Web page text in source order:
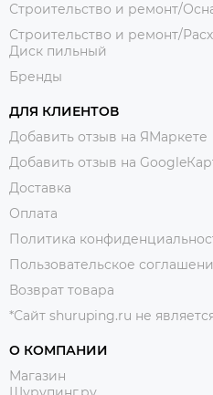
Строительство и ремонт/
Строительство и ремонт/
Диск пильный
Бренды
ДЛЯ КЛИЕНТОВ
Добавить отзыв на ЯМаркете
Добавить отзыв на
Доставка
Оплата
Политика
Пользовательское
Возврат товара
*Сайт shuruping.ru не
О КОМПАНИИ
Магазин